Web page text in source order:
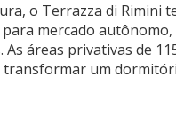
o Terrazza di Rimini
mercado
áreas privativas de
um